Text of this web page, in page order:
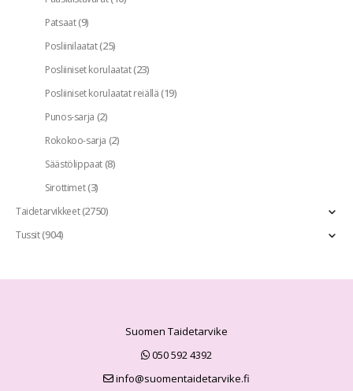
Patsaat(9)
Posliinilaatat(25)
Posliiniset korulaatat(23)
Posliiniset korulaatat reiällä(19)
Punos-sarja (2)
Rokokoo-sarja (2)
Säästölippaat(8)
Sirottimet(3)
Taidetarvikkeet(2750)
Tussit(904)
Suomen Taidetarvike
050 592 4392
info@suomentaidetarvike.fi